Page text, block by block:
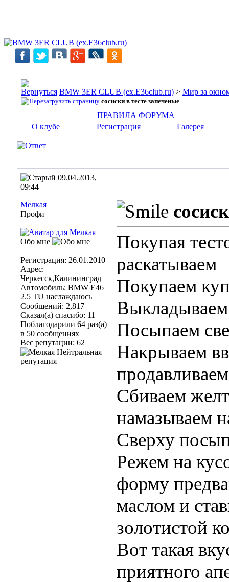
BMW 3ER CLUB (ex.E36club.ru) > Мир за
сосиски в тесте запеченые
ПРАВИЛА ФОРУМА
О клубе
Регистрация Галерея
09.04.2013,
09:44
Мелкая
Профи
Обо мне
Регистрация: 26.01.2010
Адрес:
Черкесск,Калининград
Автомобиль: BMW E46
2.5 TU наслаждаюсь
Сообщений: 2,817
Сказал(а) спасибо: 11
Поблагодарили 64 раз(а)
в 50 сообщениях
Вес репутации: 62
Покупая
раскатываем
Покупаем
Выкладываем
Посыпаем
Накрываем
Сбиваем
намазываем
Сверху
Режем на
форму
маслом и
золотистой
Вот такая
приятного